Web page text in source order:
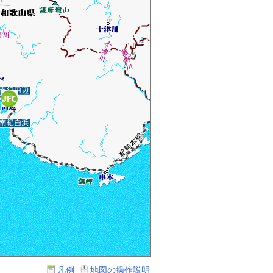
凡例 地図の操作説明